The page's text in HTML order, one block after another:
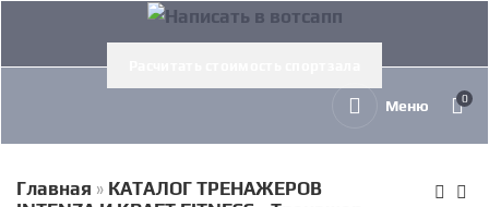
Меню 0
Главная » КАТАЛОГ ТРЕНАЖЕРОВ